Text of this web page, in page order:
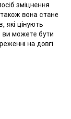
зміцнення
вона стане
які цінують
ви можете бути
на довгі